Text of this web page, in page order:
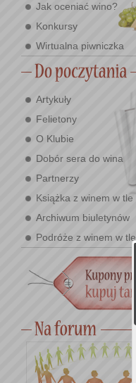
Jak oceniać wino?
Konkursy
Wirtualna piwniczka
Artykuły
Felietony
O Klubie
Dobór sera do wina
Partnerzy
Książka z winem w tle
Archiwum biuletynów
Podróże z winem w tle